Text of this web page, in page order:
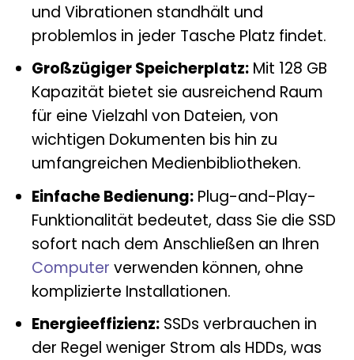
und Vibrationen standhält und
problemlos in jeder Tasche Platz findet.
Großzügiger Speicherplatz:Mit 128 GB
Kapazität bietet sie ausreichend Raum
für eine Vielzahl von Dateien, von
wichtigen Dokumenten bis hin zu
umfangreichen Medienbibliotheken.
Einfache Bedienung:Plug-and-Play-
Funktionalität bedeutet, dass Sie die SSD
sofort nach dem Anschließen an Ihren
Computer verwenden können, ohne
komplizierte Installationen.
Energieeffizienz:SSDs verbrauchen in
der Regel weniger Strom als HDDs, was